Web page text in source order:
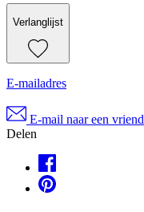
Verlanglijst
E-mailadres
E-mail naar een vriend
Delen